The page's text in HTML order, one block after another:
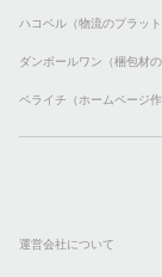
ハコベル（物流のプラット
ダンボールワン（梱包材
ペライチ（ホームページ
運営会社について